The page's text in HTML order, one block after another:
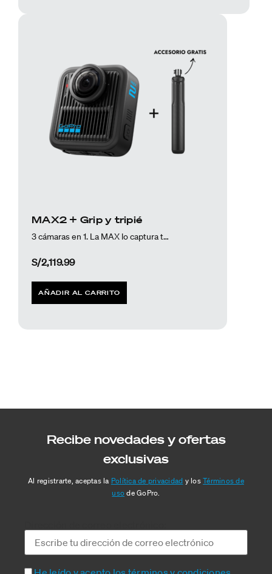
MAX2 + Grip y tripié
3 cámaras en 1. La MAX lo captura todo.
S/2,119.99
AÑADIR AL CARRITO
Recibe novedades y ofertas
exclusivas
Al registrarte, aceptas la Política de privacidad y losTérminos de
usode GoPro.